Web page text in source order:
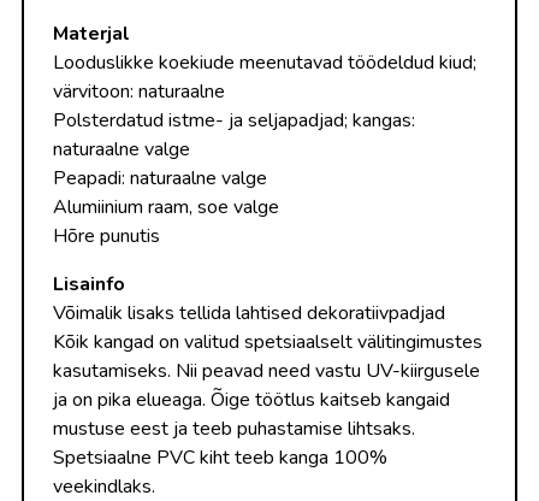
Materjal
Looduslikke koekiude meenutavad töödeldud kiud;
värvitoon: naturaalne
Polsterdatud istme- ja seljapadjad; kangas:
naturaalne valge
Peapadi: naturaalne valge
Alumiinium raam, soe valge
Hõre punutis
Lisainfo
Võimalik lisaks tellida lahtised dekoratiivpadjad
Kõik kangad on valitud spetsiaalselt välitingimustes
kasutamiseks. Nii peavad need vastu UV-kiirgusele
ja on pika elueaga. Õige töötlus kaitseb kangaid
mustuse eest ja teeb puhastamise lihtsaks.
Spetsiaalne PVC kiht teeb kanga 100%
veekindlaks.